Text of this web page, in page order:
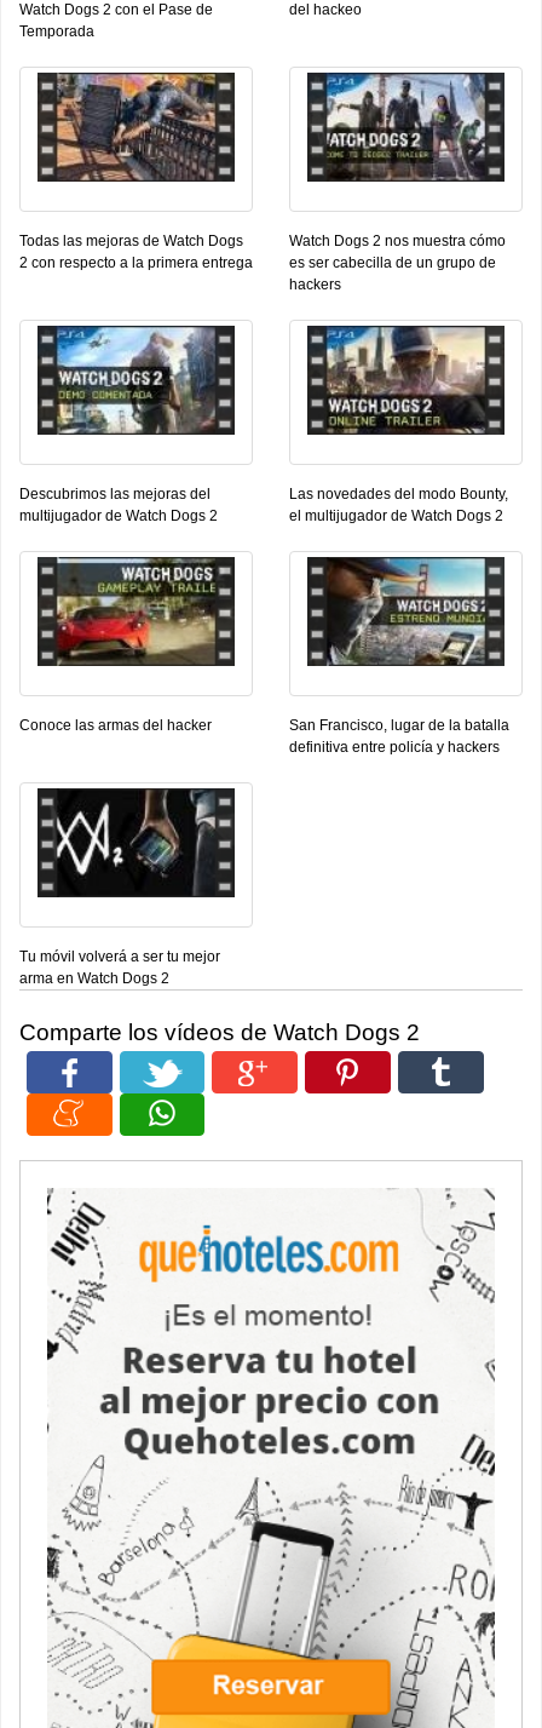
Watch Dogs 2 con el Pase de
Temporada
del hackeo
Todas las mejoras de Watch Dogs
2 con respecto a la primera entrega
Watch Dogs 2 nos muestra cómo
es ser cabecilla de un grupo de
hackers
Descubrimos las mejoras del
multijugador de Watch Dogs 2
Las novedades del modo Bounty,
el multijugador de Watch Dogs 2
Conoce las armas del hacker
San Francisco, lugar de la batalla
definitiva entre policía y hackers
Tu móvil volverá a ser tu mejor
arma en Watch Dogs 2
Comparte los vídeos de Watch Dogs 2